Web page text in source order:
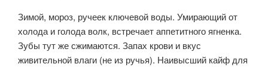
Зимой, мороз, ручеек ключевой воды. Умирающий от
холода и голода волк, встречает аппетитного ягненка.
Зубы тут же сжимаются. Запах крови и вкус
живительной влаги (не из ручья). Наивысший кайф для